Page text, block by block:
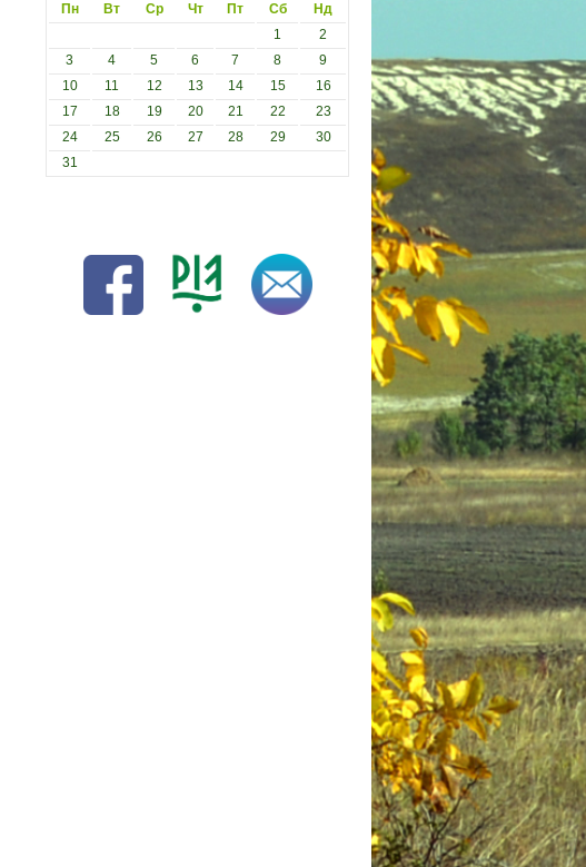
Пн
Вт Ср Чт Пт Сб
Нд
1
2
3
4 5 6 7 8
9
10
11 12 13 14 15
16
17
18 19 20 21 22
23
24
25 26 27 28 29
30
31